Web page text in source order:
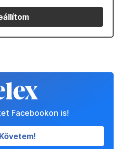
Facebookon is!
Követem!